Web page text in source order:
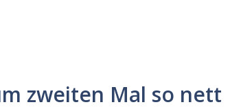
zweiten Mal so nett